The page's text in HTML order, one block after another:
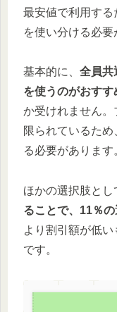
最安値で利用する
を使い分ける必要
基本的に、 全員共
を使うのがおすす
か受けれません。
限られているた
る必要があります
ほかの選択肢とし
ることで、11％
より割引額が低
です。